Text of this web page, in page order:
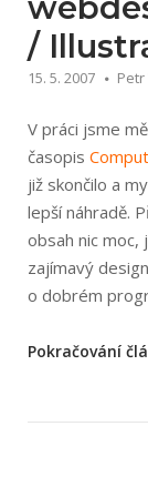
za
krokem“
/
15. 5. 2007
V práci jsme
časopis
již skončilo a
lepší náhradě.
obsah nic
zajímavý
o dobrém
„Zahraniční
Pokračování